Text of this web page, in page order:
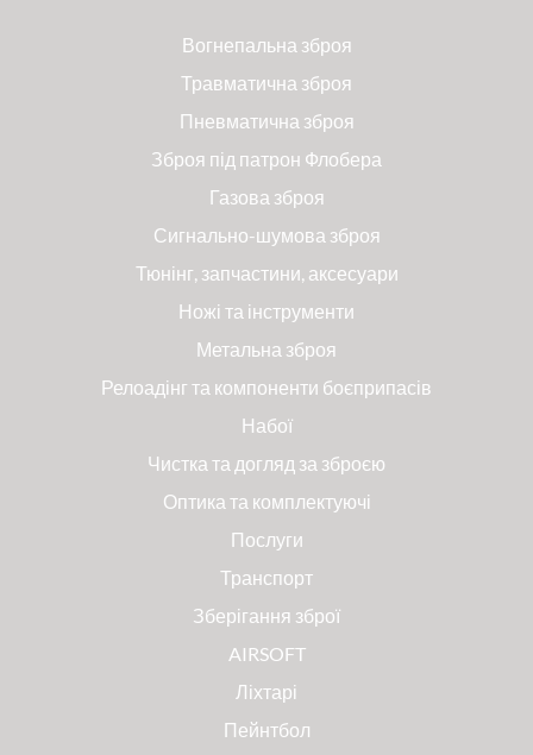
Вогнепальна зброя
Травматична зброя
Пневматична зброя
Зброя під патрон Флобера
Газова зброя
Сигнально-шумова зброя
Тюнінг, запчастини, аксесуари
Ножі та інструменти
Метальна зброя
Релоадінг та компоненти боєприпасів
Набої
Чистка та догляд за зброєю
Оптика та комплектуючі
Послуги
Транспорт
Зберігання зброї
AIRSOFT
Ліхтарі
Пейнтбол